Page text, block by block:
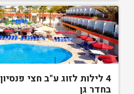
4 לילות לזוג ע"ב חצי פנסיון
בחדר גן